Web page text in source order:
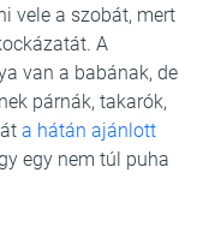
vele a szobát, mert
A
van a babának, de
párnák, takarók,
a hátán ajánlott
egy nem túl puha